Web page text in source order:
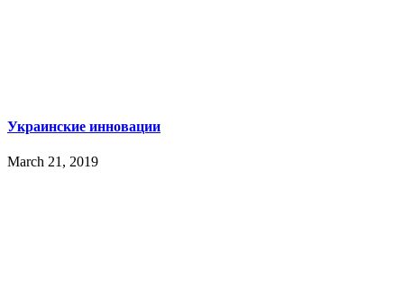
Украинские инновации
March 21, 2019